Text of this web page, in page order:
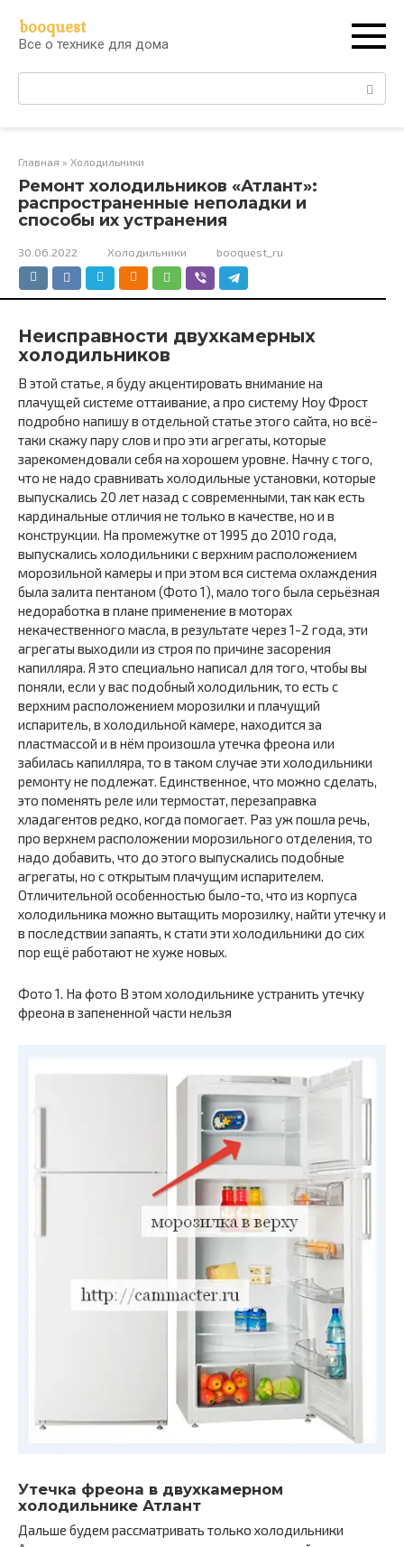
контенту
booquest
Все о технике для дома
Поиск:
Главная » Холодильники
Ремонт холодильников «Атлант»:
распространенные неполадки и
способы их устранения
30.06.2022 Холодильники booquest_ru
Неисправности двухкамерных
холодильников
В этой статье, я буду акцентировать внимание на
плачущей системе оттаивание, а про систему Ноу Фрост
подробно напишу в отдельной статье этого сайта, но всё-
таки скажу пару слов и про эти агрегаты, которые
зарекомендовали себя на хорошем уровне. Начну с того,
что не надо сравнивать холодильные установки, которые
выпускались 20 лет назад с современными, так как есть
кардинальные отличия не только в качестве, но и в
конструкции. На промежутке от 1995 до 2010 года,
выпускались холодильники с верхним расположением
морозильной камеры и при этом вся система охлаждения
была залита пентаном (Фото 1), мало того была серьёзная
недоработка в плане применение в моторах
некачественного масла, в результате через 1-2 года, эти
агрегаты выходили из строя по причине засорения
капилляра. Я это специально написал для того, чтобы вы
поняли, если у вас подобный холодильник, то есть с
верхним расположением морозилки и плачущий
испаритель, в холодильной камере, находится за
пластмассой и в нём произошла утечка фреона или
забилась капилляра, то в таком случае эти холодильники
ремонту не подлежат. Единственное, что можно сделать,
это поменять реле или термостат, перезаправка
хладагентов редко, когда помогает. Раз уж пошла речь,
про верхнем расположении морозильного отделения, то
надо добавить, что до этого выпускались подобные
агрегаты, но с открытым плачущим испарителем.
Отличительной особенностью было-то, что из корпуса
холодильника можно вытащить морозилку, найти утечку и
в последствии запаять, к стати эти холодильники до сих
пор ещё работают не хуже новых.
Фото 1. На фото В этом холодильнике устранить утечку
фреона в запененной части нельзя
Утечка фреона в двухкамерном
холодильнике Атлант
Дальше будем рассматривать только холодильники